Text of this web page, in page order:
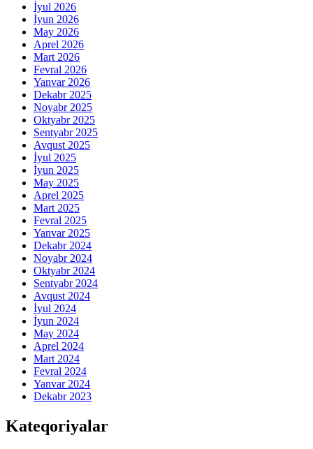
İyul 2026
İyun 2026
May 2026
Aprel 2026
Mart 2026
Fevral 2026
Yanvar 2026
Dekabr 2025
Noyabr 2025
Oktyabr 2025
Sentyabr 2025
Avqust 2025
İyul 2025
İyun 2025
May 2025
Aprel 2025
Mart 2025
Fevral 2025
Yanvar 2025
Dekabr 2024
Noyabr 2024
Oktyabr 2024
Sentyabr 2024
Avqust 2024
İyul 2024
İyun 2024
May 2024
Aprel 2024
Mart 2024
Fevral 2024
Yanvar 2024
Dekabr 2023
Kateqoriyalar